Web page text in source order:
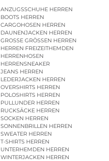
ANZUGSSCHUHE HERREN
BOOTS HERREN
CARGOHOSEN HERREN
DAUNENJACKEN HERREN
GROSSE GRÖSSEN HERREN
HERREN FREIZEITHEMDEN
HERRENHOSEN
HERRENSNEAKER
JEANS HERREN
LEDERJACKEN HERREN
OVERSHIRTS HERREN
POLOSHIRTS HERREN
PULLUNDER HERREN
RUCKSÄCKE HERREN
SOCKEN HERREN
SONNENBRILLEN HERREN
SWEATER HERREN
T-SHIRTS HERREN
UNTERHEMDEN HERREN
WINTERJACKEN HERREN